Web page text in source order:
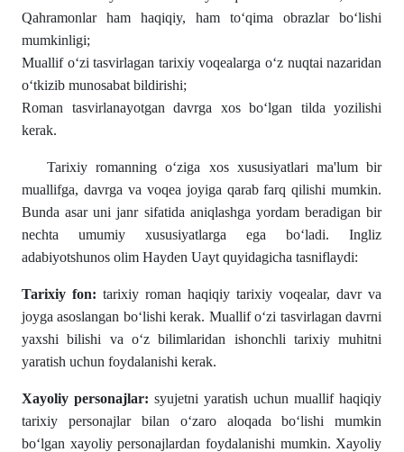
Qahramonlar ham haqiqiy, ham to‘qima obrazlar bo‘lishi
mumkinligi;
Muallif o‘zi tasvirlagan tarixiy voqealarga o‘z nuqtai nazaridan
o‘tkizib munosabat bildirishi;
Roman tasvirlanayotgan davrga xos bo‘lgan tilda yozilishi
kerak.
Tarixiy romanning o‘ziga xos xususiyatlari ma'lum bir
muallifga, davrga va voqea joyiga qarab farq qilishi mumkin.
Bunda asar uni janr sifatida aniqlashga yordam beradigan bir
nechta umumiy xususiyatlarga ega bo‘ladi. Ingliz
adabiyotshunos olim Hayden Uayt quyidagicha tasniflaydi:
Tarixiy fon: tarixiy roman haqiqiy tarixiy voqealar, davr va
joyga asoslangan bo‘lishi kerak. Muallif o‘zi tasvirlagan davrni
yaxshi bilishi va o‘z bilimlaridan ishonchli tarixiy muhitni
yaratish uchun foydalanishi kerak.
Xayoliy personajlar: syujetni yaratish uchun muallif haqiqiy
tarixiy personajlar bilan o‘zaro aloqada bo‘lishi mumkin
bo‘lgan xayoliy personajlardan foydalanishi mumkin. Xayoliy